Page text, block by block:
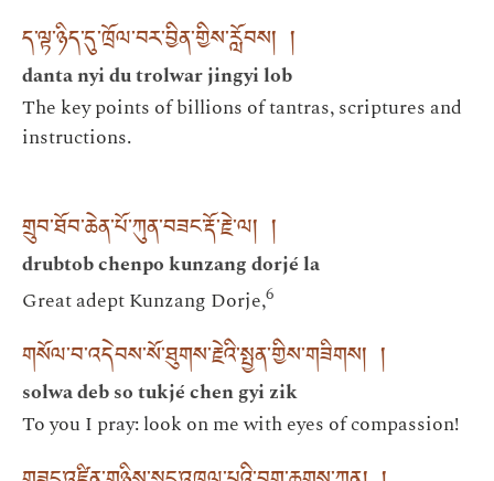
ད་ལྟ་ཉིད་དུ་ཁྲོལ་བར་བྱིན་གྱིས་རློབས། །
danta nyi du trolwar jingyi lob
The key points of billions of tantras, scriptures and
instructions.
གྲུབ་ཐོབ་ཆེན་པོ་ཀུན་བཟང་རྡོ་རྗེ་ལ། །
drubtob chenpo kunzang dorjé la
Great adept Kunzang Dorje,6
གསོལ་བ་འདེབས་སོ་ཐུགས་རྗེའི་སྤྱན་གྱིས་གཟིགས། །
solwa deb so tukjé chen gyi zik
To you I pray: look on me with eyes of compassion!